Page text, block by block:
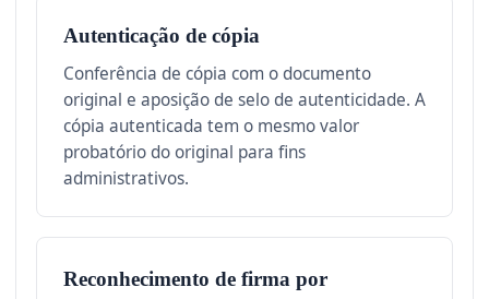
Autenticação de cópia
Conferência de cópia com o documento
original e aposição de selo de autenticidade. A
cópia autenticada tem o mesmo valor
probatório do original para fins
administrativos.
Reconhecimento de firma por